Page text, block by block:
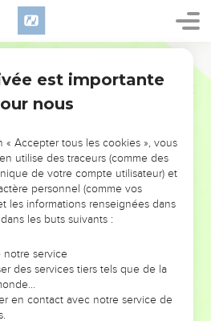
L’ÉVÉNEMENT
!
POUVAIENT VOUS ÉVITER LES
VOTRES ?
on voit moins les doutes, les erreurs
ont traversés, alors même que ce
qui les ont façonnés.
est importante
nous
« Accepter tous les cookies », vous
utilise des traceurs (comme des
de votre compte utilisateur) et
personnel (comme vos
les informations renseignées dans
les buts suivants :
notre service
des services tiers tels que de la
en contact avec notre service de